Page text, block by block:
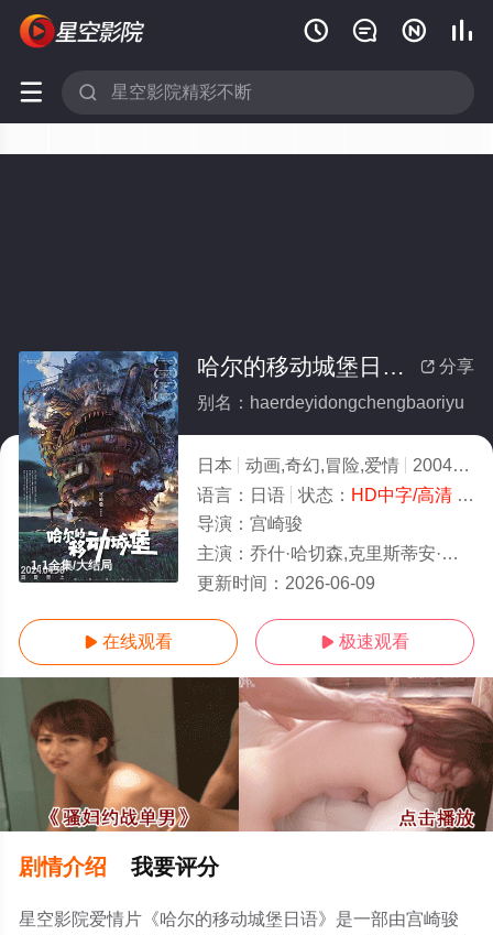
   
 
1-1全集/大结局
 分享
哈尔的移动城堡日语(全集)
别名：haerdeyidongchengbaoriyu
日本 动画,奇幻,冒险,爱情 2004
1.0
语言： 日语 状态： HD中字/高清- 免费在线观看
导演： 宫崎骏
主演： 乔什·哈切森,克里斯蒂安·贝尔,神木隆之介,倍赏千惠子,大塚明夫,安田显,达兰·诺里斯,艾米莉·莫迪默,吉娜·马隆,大泉洋
更新时间： 2026-06-09
 在线观看  极速观看
剧情介绍 我要评分
星空影院爱情片《哈尔的移动城堡日语》是一部由宫崎骏